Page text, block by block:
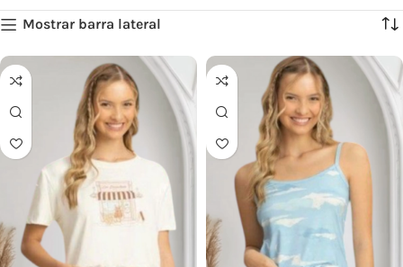
Mostrar barra lateral